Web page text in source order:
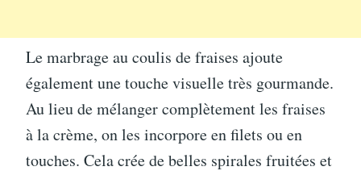
Le marbrage au coulis de fraises ajoute
également une touche visuelle très gourmande.
Au lieu de mélanger complètement les fraises
à la crème, on les incorpore en filets ou en
touches. Cela crée de belles spirales fruitées et